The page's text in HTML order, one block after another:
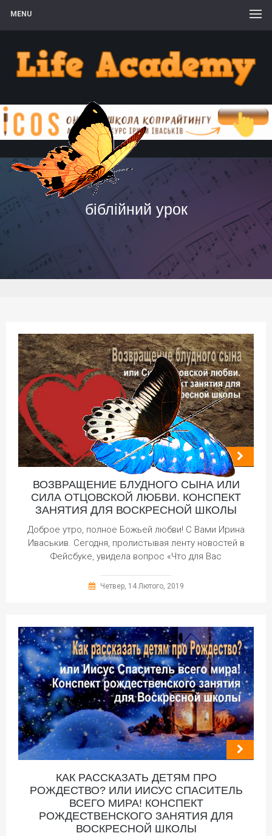
MENU
біблійний урок
ВОЗВРАЩЕНИЕ БЛУДНОГО СЫНА ИЛИ
СИЛА ОТЦОВСКОЙ ЛЮБВИ. КОНСПЕКТ
ЗАНЯТИЯ ДЛЯ ВОСКРЕСНОЙ ШКОЛЫ
Доброе утро, полное Божьей любви! С Вами Ирина
Иваськив. Сегодня, пролистывая ленту новостей в
Фейсбуке, увидела вопрос «Что для Вас
Четвер, 14 Лютого, 2019
КАК РАССКАЗАТЬ ДЕТЯМ ПРО
РОЖДЕСТВО? ИЛИ ИИСУС СПАСИТЕЛЬ
ВСЕГО МИРА! КОНСПЕКТ
РОЖДЕСТВЕНСКОГО ЗАНЯТИЯ ДЛЯ
ВОСКРЕСНОЙ ШКОЛЫ